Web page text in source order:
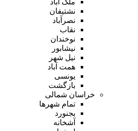
نشتیفان
نصرآباد
نقاب
نوخندان
نیشابور
نیل شهر
همت آباد
یونسی
بازگشت
خراسان شمالی
تمام شهر‌ها
بجنورد
آشخانه